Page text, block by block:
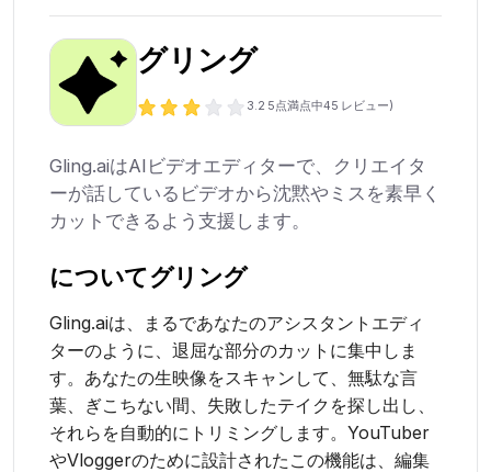
グリング
3.2 5点満点中45 レビュー)
Gling.aiはAIビデオエディターで、クリエイタ
ーが話しているビデオから沈黙やミスを素早く
カットできるよう支援します。
についてグリング
Gling.aiは、まるであなたのアシスタントエディ
ターのように、退屈な部分のカットに集中しま
す。あなたの生映像をスキャンして、無駄な言
葉、ぎこちない間、失敗したテイクを探し出し、
それらを自動的にトリミングします。YouTuber
やVloggerのために設計されたこの機能は、編集